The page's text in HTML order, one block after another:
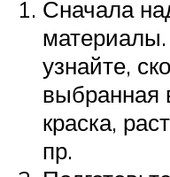
Сначала
узнайте,
выбранная
краска,
пр.